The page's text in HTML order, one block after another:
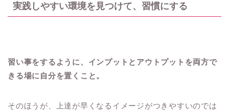
実践しやすい環境を見つけて、習慣にする
習い事をするように、インプットとアウトプットを両方で
きる場に自分を置くこと。
そのほうが、上達が早くなるイメージがつきやすいのでは